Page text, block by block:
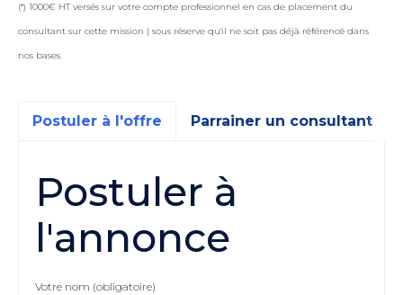
(*) 1000€ HT versés sur votre compte professionnel en cas de placement du
consultant sur cette mission | sous réserve qu'il ne soit pas déjà référencé dans
nos bases.
Postuler à l'offre Parrainer un consultant
Postuler à
l'annonce
Votre nom (obligatoire)